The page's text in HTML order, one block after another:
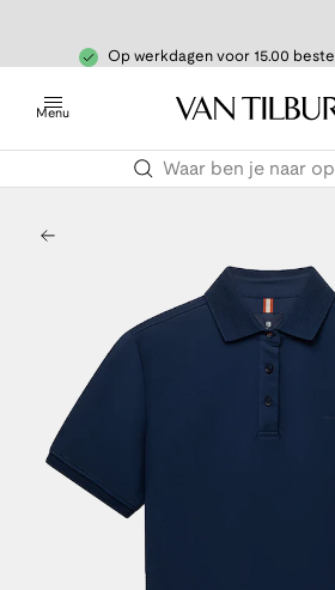
Op werkdagen voor 15.00
Menu